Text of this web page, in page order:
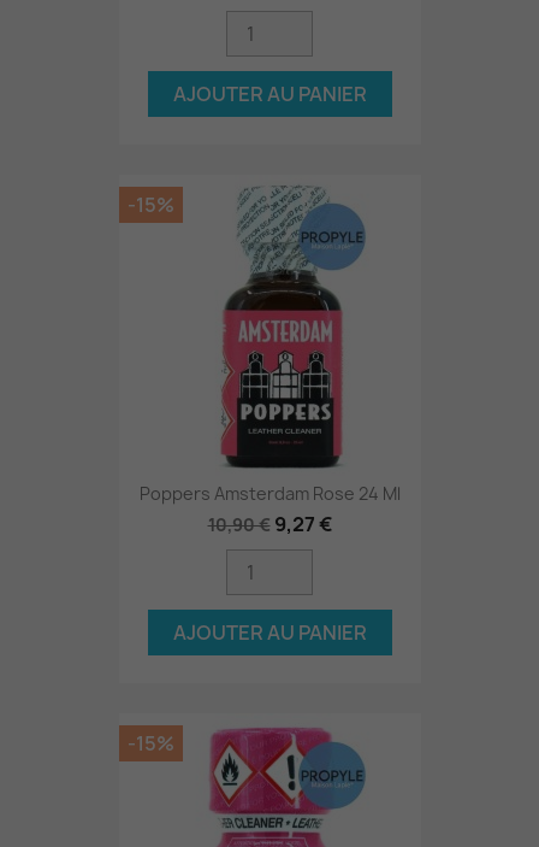
AJOUTER AU PANIER
Poppers Amsterdam Rose 24 Ml
10,90 € 9,27 €
AJOUTER AU PANIER
-15%
-15%